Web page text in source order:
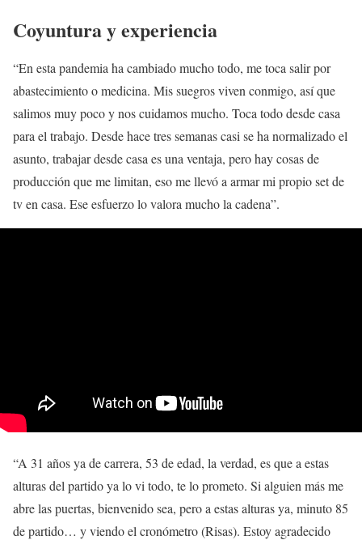
Coyuntura y experiencia
“En esta pandemia ha cambiado mucho todo, me toca salir por
abastecimiento o medicina. Mis suegros viven conmigo, así que
salimos muy poco y nos cuidamos mucho. Toca todo desde casa
para el trabajo. Desde hace tres semanas casi se ha normalizado el
asunto, trabajar desde casa es una ventaja, pero hay cosas de
producción que me limitan, eso me llevó a armar mi propio set de
tv en casa. Ese esfuerzo lo valora mucho la cadena”.
“A 31 años ya de carrera, 53 de edad, la verdad, es que a estas
alturas del partido ya lo vi todo, te lo prometo. Si alguien más me
abre las puertas, bienvenido sea, pero a estas alturas ya, minuto 85
de partido… y viendo el cronómetro (Risas). Estoy agradecido